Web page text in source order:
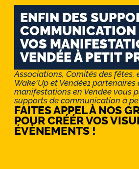
ENFIN DES
COMMUNICATION
VOS
VENDÉE À PETIT
Associations, Comités des fêtes,
Wake'Up et Vendée1 partenaires
manifestations en Vendée vous
supports de communication à
FAITES APPEL À NOS
POUR CRÉÉR VOS
ÉVÈNEMENTS !